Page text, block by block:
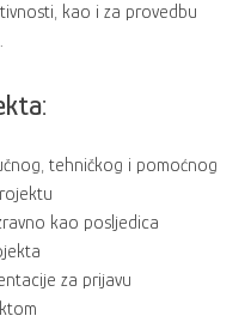
kao i za provedbu
tehničkog i pomoćnog
kao posljedica
za prijavu